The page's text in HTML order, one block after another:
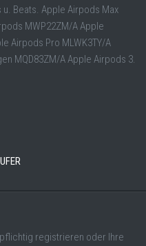
u. Beats. Apple Airpods Max
MWP22ZM/A Apple
Airpods Pro MLWK3TY/A
MQD83ZM/A Apple Airpods 3.
registrieren oder Ihre